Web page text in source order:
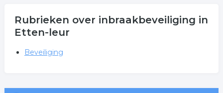
Rubrieken over inbraakbeveiliging in
Etten-leur
Beveiliging